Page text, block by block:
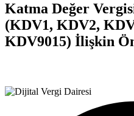
Katma Değer
(KDV1, KDV2,
KDV9015) İlişkin